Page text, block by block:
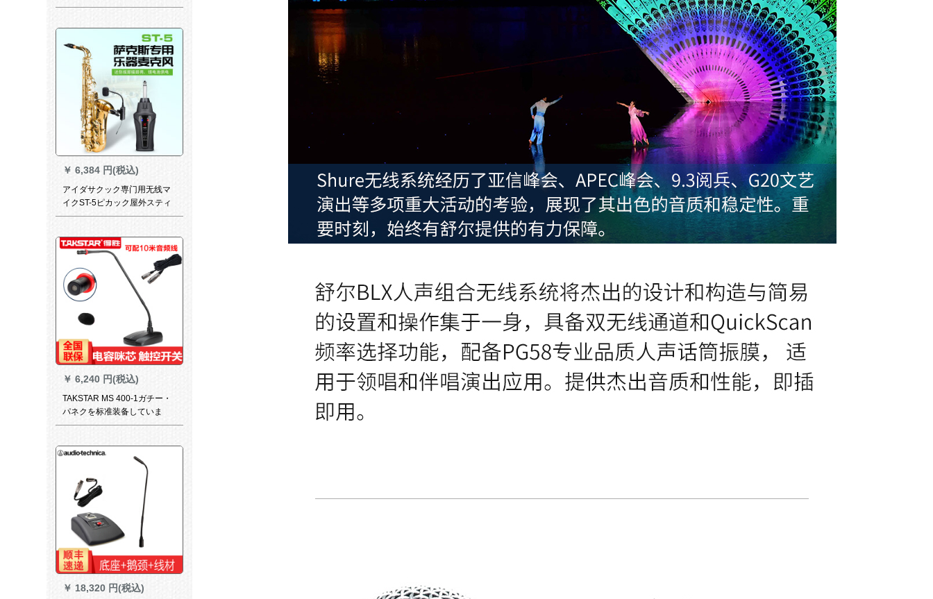
ケの司会会カラオケが家庭用
￥ 6,384 円(税込)
アイダサクック専门用无线マ
イクST-5ピカック屋外スティ
ッチユニバーサルマイク电
つぼサクソニックソニックST-
5を使用します。
￥ 6,240 円(税込)
TAKSTAR MS 400-1ガチー・
パネクを标准装备していま
す。
￥ 18,320 円(税込)